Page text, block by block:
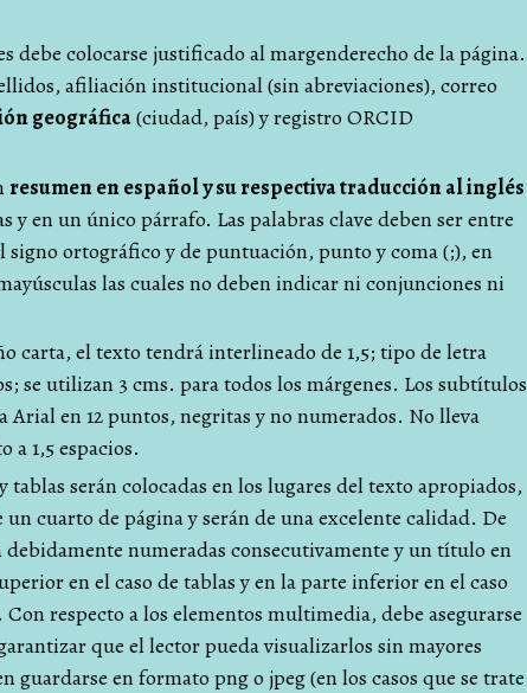
debe colocarse justificado al margenderecho de la página.
afiliación institucional (sin abreviaciones), correo
geográfica(ciudad, país) y registro ORCID
resumen en español y su respectiva traducción al inglés
y en un único párrafo. Las palabras clave deben ser entre
signo ortográfico y de puntuación, punto y coma (;), en
las cuales no deben indicar ni conjunciones ni
carta, el texto tendrá interlineado de 1,5; tipo de letra
se utilizan 3 cms. para todos los márgenes. Los subtítulos
Arial en 12 puntos, negritas y no numerados. No lleva
a 1,5 espacios.
serán colocadas en los lugares del texto apropiados,
cuarto de página y serán de una excelente calidad. De
numeradas consecutivamente y un título en
en el caso de tablas y en la parte inferior en el caso
respecto a los elementos multimedia, debe asegurarse
que el lector pueda visualizarlos sin mayores
guardarse en formato png o jpeg (en los casos que se trate